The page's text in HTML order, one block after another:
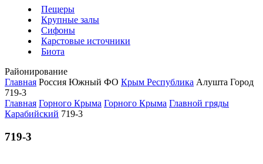
Пещеры
Крупные залы
Сифоны
Карстовые источники
Биота
Районирование
Главная Россия Южный ФО Крым Республика Алушта Город
719-3
Главная Горного Крыма Горного Крыма Главной гряды
Карабийский 719-3
719-3